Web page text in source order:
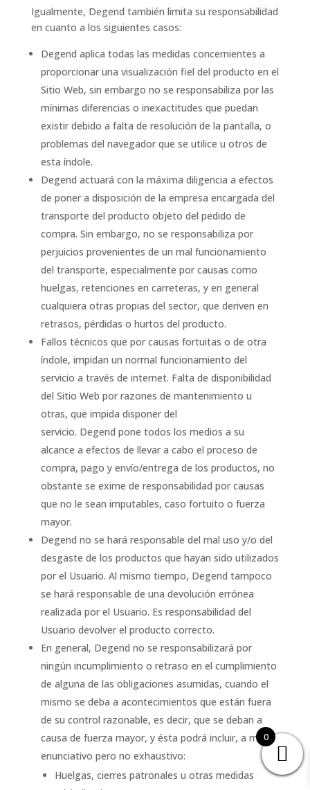
Igualmente, Degend también limita su responsabilidad
en cuanto a los siguientes casos:
Degend aplica todas las medidas concernientes a
proporcionar una visualización fiel del producto en el
Sitio Web, sin embargo no se responsabiliza por las
mínimas diferencias o inexactitudes que puedan
existir debido a falta de resolución de la pantalla, o
problemas del navegador que se utilice u otros de
esta índole.
Degend actuará con la máxima diligencia a efectos
de poner a disposición de la empresa encargada del
transporte del producto objeto del pedido de
compra. Sin embargo, no se responsabiliza por
perjuicios provenientes de un mal funcionamiento
del transporte, especialmente por causas como
huelgas, retenciones en carreteras, y en general
cualquiera otras propias del sector, que deriven en
retrasos, pérdidas o hurtos del producto.
Fallos técnicos que por causas fortuitas o de otra
índole, impidan un normal funcionamiento del
servicio a través de internet. Falta de disponibilidad
del Sitio Web por razones de mantenimiento u
otras, que impida disponer del
servicio. Degend pone todos los medios a su
alcance a efectos de llevar a cabo el proceso de
compra, pago y envío/entrega de los productos, no
obstante se exime de responsabilidad por causas
que no le sean imputables, caso fortuito o fuerza
mayor.
Degend no se hará responsable del mal uso y/o del
desgaste de los productos que hayan sido utilizados
por el Usuario. Al mismo tiempo, Degend tampoco
se hará responsable de una devolución errónea
realizada por el Usuario. Es responsabilidad del
Usuario devolver el producto correcto.
En general, Degend no se responsabilizará por
ningún incumplimiento o retraso en el cumplimiento
de alguna de las obligaciones asumidas, cuando el
mismo se deba a acontecimientos que están fuera
de su control razonable, es decir, que se deban a
causa de fuerza mayor, y ésta podrá incluir, a modo
enunciativo pero no exhaustivo:
Huelgas, cierres patronales u otras medidas
0